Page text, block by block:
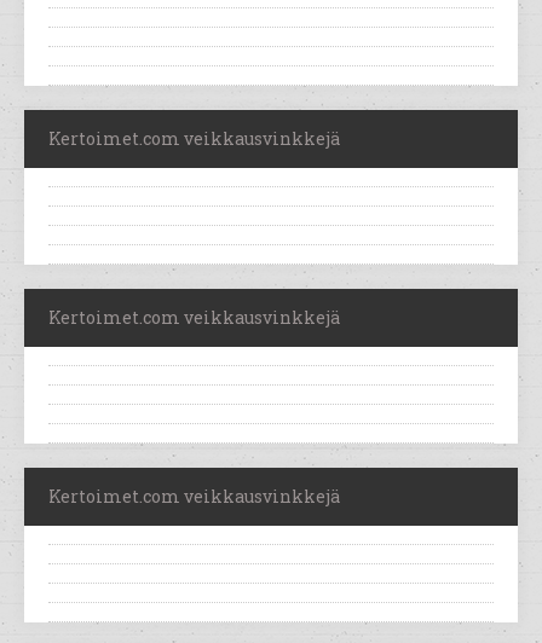
Kertoimet.com veikkausvinkkejä
Kertoimet.com veikkausvinkkejä
Kertoimet.com veikkausvinkkejä